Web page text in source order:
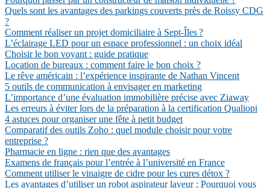
Quels sont les avantages des parkings couverts près de Roissy CDG
?
Comment réaliser un projet domiciliaire à Sept-Îles ?
L’éclairage LED pour un espace professionnel : un choix idéal
Choisir le bon voyant : guide pratique
Location de bureaux : comment faire le bon choix ?
Le rêve américain : l’expérience inspirante de Nathan Vincent
5 outils de communication à envisager en marketing
L’importance d’une évaluation immobilière précise avec Ziaway
Les erreurs à éviter lors de la préparation à la certification Qualiopi
4 astuces pour organiser une fête à petit budget
Comparatif des outils Zoho : quel module choisir pour votre
entreprise ?
Pharmacie en ligne : rien que des avantages
Examens de français pour l’entrée à l’université en France
Comment utiliser le vinaigre de cidre pour les cures détox ?
Les avantages d’utiliser un robot aspirateur laveur : Pourquoi vous